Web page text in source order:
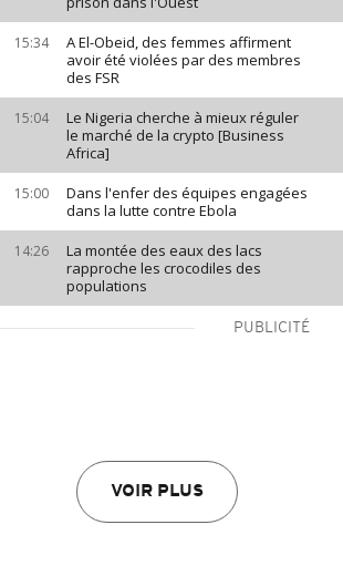
15:34
A El-Obeid, des femmes affirment
avoir été violées par des membres
des FSR
15:04
Le Nigeria cherche à mieux réguler
le marché de la crypto [Business
Africa]
15:00
Dans l'enfer des équipes engagées
dans la lutte contre Ebola
14:26
La montée des eaux des lacs
rapproche les crocodiles des
populations
PUBLICITÉ
VOIR PLUS